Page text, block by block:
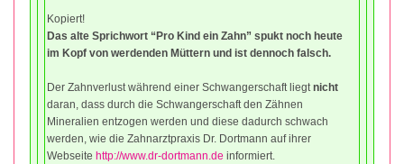
Kopiert!
Das alte Sprichwort “Pro Kind ein Zahn” spukt noch heute
im Kopf von werdenden Müttern und ist dennoch falsch.
Der Zahnverlust während einer Schwangerschaft liegtnicht
daran, dass durch die Schwangerschaft den Zähnen
Mineralien entzogen werden und diese dadurch schwach
werden, wie die Zahnarztpraxis Dr. Dortmann auf ihrer
Webseite http://www.dr-dortmann.de informiert.